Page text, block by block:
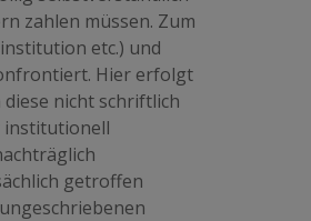
zahlen müssen. Zum
etc.) und
Hier erfolgt
nicht schriftlich
institutionell
getroffen